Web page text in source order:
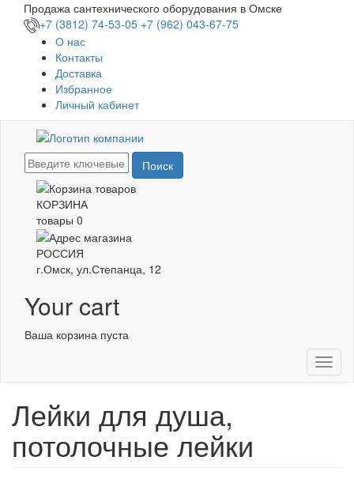
Перейти
основному
содержанию
Продажа сантехнического оборудования в Омске
+7 (3812) 74-53-05 +7 (962) 043-67-75
О нас
Контакты
Доставка
Избранное
Личный кабинет
Поиск
КОРЗИНА
товары 0
РОССИЯ
г.Омск, ул.Степанца, 12
Your cart
Ваша корзина пуста
Лейки для душа,
потолочные лейки